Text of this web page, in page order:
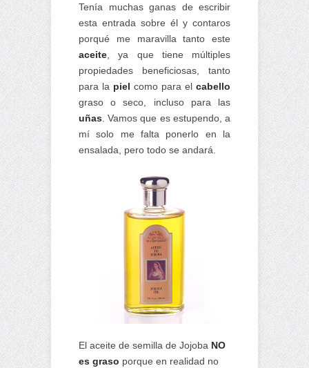
Tenía muchas ganas de escribir
esta entrada sobre él y contaros
porqué me maravilla tanto este
aceite , ya que tiene múltiples
propiedades beneficiosas, tanto
para la piel como para el cabello
graso o seco, incluso para las
uñas . Vamos que es estupendo, a
mí solo me falta ponerlo en la
ensalada, pero todo se andará.
El aceite de semilla de Jojoba NO
es graso porque en realidad no